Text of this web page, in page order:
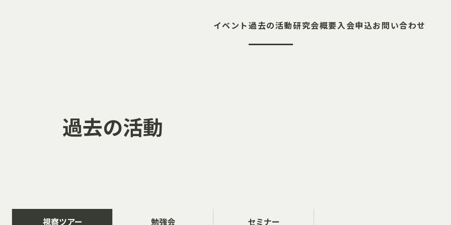
イベント過去の活動研究会概要入会申込お問い合わせ
過去の活動
視察ツアー 勉強会 セミナー